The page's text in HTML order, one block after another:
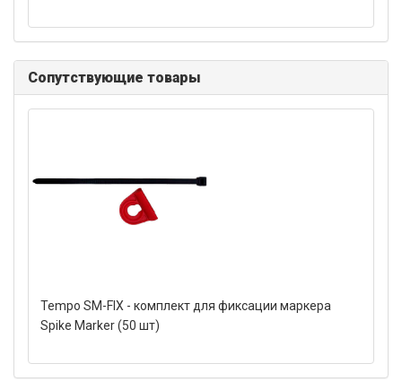
Сопутствующие товары
Tempo SM-FIX - комплект для фиксации маркера
Spike Marker (50 шт)